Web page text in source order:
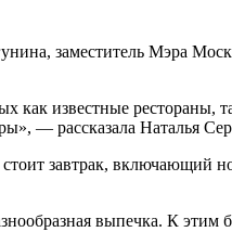
заместитель Мэра
как известные рестораны,
— рассказала Наталья
стоит завтрак,
выпечка. К этим